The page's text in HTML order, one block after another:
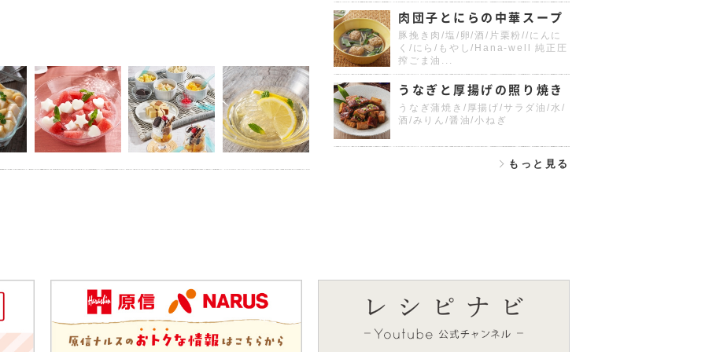
肉団子とにらの中華スープ
豚挽き肉/塩/卵/酒/片栗粉//にんに
く/にら/もやし/Hana-well 純正圧
搾ごま油...
うなぎと厚揚げの照り焼き
うなぎ蒲焼き/厚揚げ/サラダ油/水/
酒/みりん/醤油/小ねぎ
もっと見る